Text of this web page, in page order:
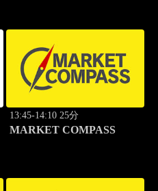
13:45-14:10 25分
MARKET COMPASS